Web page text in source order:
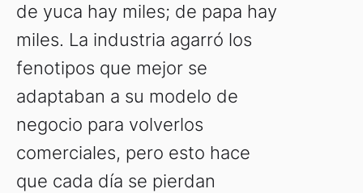
de yuca hay miles; de papa hay
miles. La industria agarró los
fenotipos que mejor se
adaptaban a su modelo de
negocio para volverlos
comerciales, pero esto hace
que cada día se pierdan